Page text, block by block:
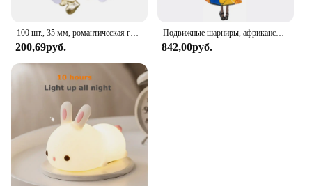
200,69руб.
Подвижные шарниры, африканская черная кукла для американских кукол, аксессуары, тело Nudy с одеждой для Барби, игрушка для девочки, ролевая детская игрушка, подарок
842,00руб.